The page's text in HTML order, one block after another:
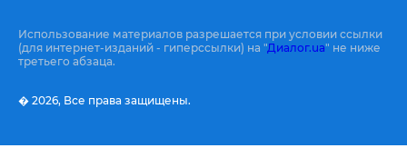
Использование материалов разрешается при условии ссылки
(для интернет-изданий - гиперссылки) на "Диалог.ua" не ниже
третьего абзаца.
� 2026, Все права защищены.